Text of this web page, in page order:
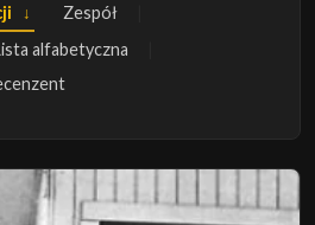
Zespół
alfabetyczna